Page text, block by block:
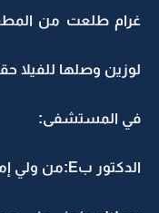
غرام طلعت من
لوزين وصلها للفيلا
في المستشفى:
الدكتور بE:من ولي إمر الإنسة ملاك؟!